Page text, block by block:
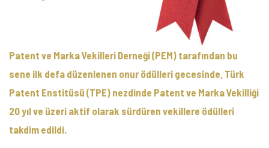
Patent ve Marka Vekilleri Derneği (PEM) tarafından bu
sene ilk defa düzenlenen onur ödülleri gecesinde, Türk
Patent Enstitüsü (TPE) nezdinde Patent ve Marka Vekilliği
20 yıl ve üzeri aktif olarak sürdüren vekillere ödülleri
takdim edildi.